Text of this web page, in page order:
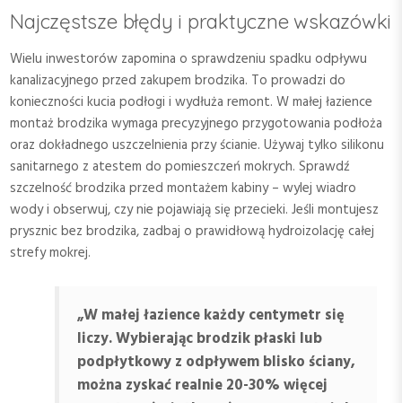
Najczęstsze błędy i praktyczne wskazówki
Wielu inwestorów zapomina o sprawdzeniu spadku odpływu
kanalizacyjnego przed zakupem brodzika. To prowadzi do
konieczności kucia podłogi i wydłuża remont. W małej łazience
montaż brodzika wymaga precyzyjnego przygotowania podłoża
oraz dokładnego uszczelnienia przy ścianie. Używaj tylko silikonu
sanitarnego z atestem do pomieszczeń mokrych. Sprawdź
szczelność brodzika przed montażem kabiny – wylej wiadro
wody i obserwuj, czy nie pojawiają się przecieki. Jeśli montujesz
prysznic bez brodzika, zadbaj o prawidłową hydroizolację całej
strefy mokrej.
„W małej łazience każdy centymetr się
liczy. Wybierając brodzik płaski lub
podpłytkowy z odpływem blisko ściany,
można zyskać realnie 20-30% więcej